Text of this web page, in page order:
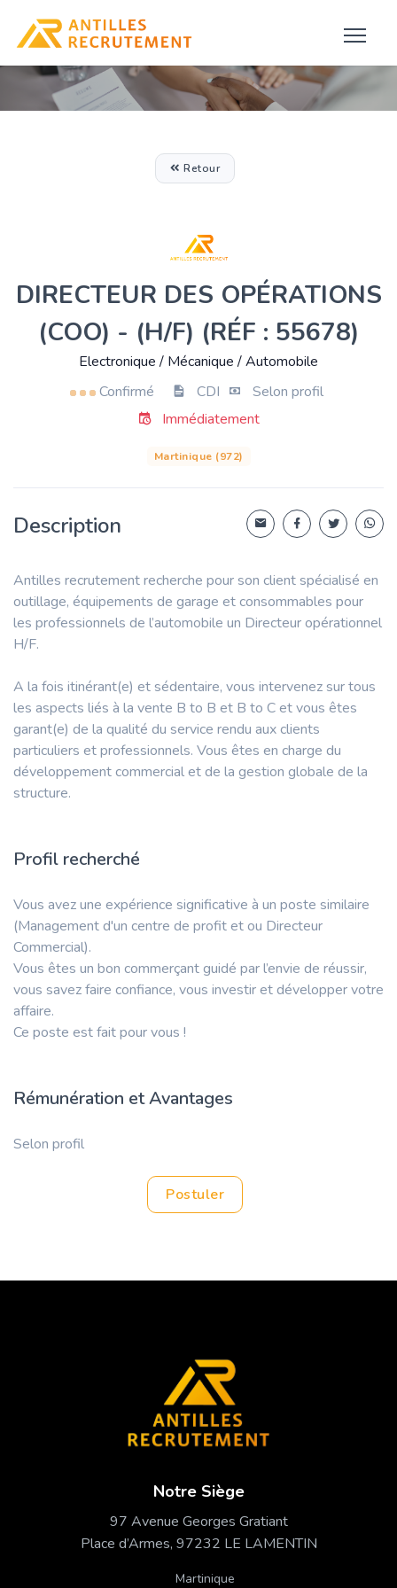
Retour
DIRECTEUR DES OPÉRATIONS
(COO) - (H/F) (RÉF : 55678)
Electronique / Mécanique / Automobile
Confirmé
CDI
Selon profil
Immédiatement
Martinique (972)
Description
Antilles recrutement recherche pour son client spécialisé en
outillage, équipements de garage et consommables pour
les professionnels de l’automobile un Directeur opérationnel
H/F.
A la fois itinérant(e) et sédentaire, vous intervenez sur tous
les aspects liés à la vente B to B et B to C et vous êtes
garant(e) de la qualité du service rendu aux clients
particuliers et professionnels. Vous êtes en charge du
développement commercial et de la gestion globale de la
structure.
Profil recherché
Vous avez une expérience significative à un poste similaire
(Management d'un centre de profit et ou Directeur
Commercial).
Vous êtes un bon commerçant guidé par l’envie de réussir,
vous savez faire confiance, vous investir et développer votre
affaire.
Ce poste est fait pour vous !
Rémunération et Avantages
Selon profil
Postuler
Notre Siège
97 Avenue Georges Gratiant
Place d’Armes, 97232 LE LAMENTIN
Martinique